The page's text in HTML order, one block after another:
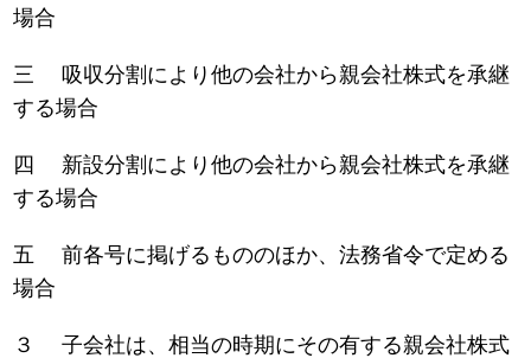
場合
三 吸収分割により他の会社から親会社株式を承継
する場合
四 新設分割により他の会社から親会社株式を承継
する場合
五 前各号に掲げるもののほか、法務省令で定める
場合
３ 子会社は、相当の時期にその有する親会社株式